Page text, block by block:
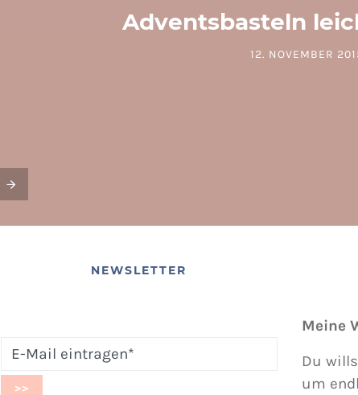
Adventsbasteln
POSTED ON
12. NOVEMBER
NEWSLETTER
Meine
Du
um